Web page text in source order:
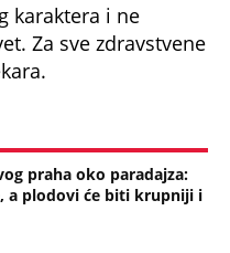
karaktera i ne
Za sve zdravstvene
praha oko paradajza:
a plodovi će biti krupniji i